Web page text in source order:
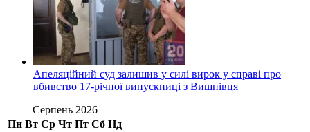
Апеляційний суд залишив у силі вирок у справі про
вбивство 17-річної випускниці з Вишнівця
Серпень 2026
Пн Вт Ср Чт Пт Сб Нд